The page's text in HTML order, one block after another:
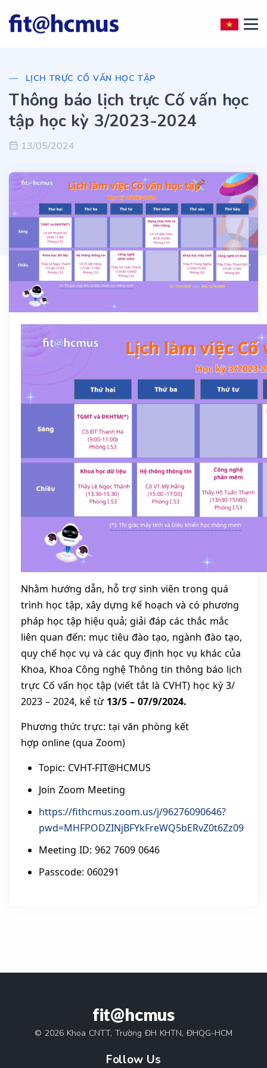
LỊCH TRỰC CỐ VẤN HỌC TẬP
Thông báo lịch trực Cố vấn học
tập học kỳ 3/2023-2024
13/05/2024
Nhằm hướng dẫn, hỗ trợ sinh viên trong quá
trình học tập, xây dựng kế hoạch và có phương
pháp học tập hiệu quả; giải đáp các thắc mắc
liên quan đến: mục tiêu đào tạo, ngành đào tạo,
quy chế học vụ và các quy định học vụ khác của
Khoa, Khoa Công nghệ Thông tin thông báo lịch
trực Cố vấn học tập (viết tắt là CVHT) học kỳ 3/
2023 – 2024, kể từ 13/5 – 07/9/2024.
Phương thức trực: tại văn phòng kết
hợp online (qua Zoom)
Topic: CVHT-FIT@HCMUS
Join Zoom Meeting
https://fithcmus.zoom.us/j/96276090646?
pwd=MHFPODZINjBFYkFreWQ5bERvZ0t6Zz09
Meeting ID: 962 7609 0646
Passcode: 060291
fit@hcmus
© 2026 Khoa CNTT, Trường ĐH KHTN, ĐHQG-HCM
Follow Us